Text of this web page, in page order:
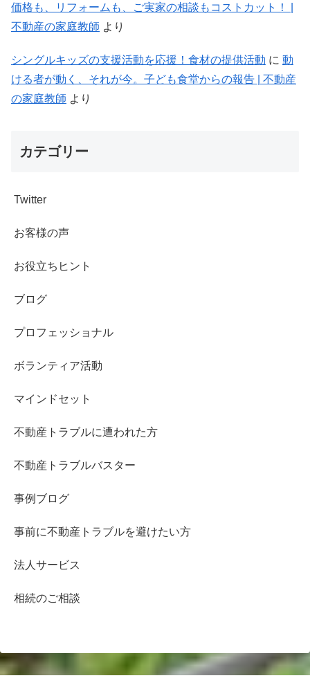
価格も、リフォームも、ご実家の相談もコストカット！ |
不動産の家庭教師 より
シングルキッズの支援活動を応援！食材の提供活動 に 動
ける者が動く、それが今。子ども食堂からの報告 | 不動産
の家庭教師 より
カテゴリー
Twitter
お客様の声
お役立ちヒント
ブログ
プロフェッショナル
ボランティア活動
マインドセット
不動産トラブルに遭われた方
不動産トラブルバスター
事例ブログ
事前に不動産トラブルを避けたい方
法人サービス
相続のご相談